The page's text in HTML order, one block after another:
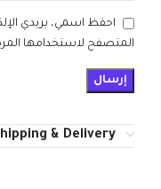
احفظ اسمي، بريدي
المتصفح لاستخدامها
& Delivery